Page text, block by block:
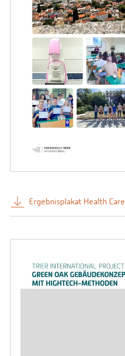
Ergebnisplakat Health Care